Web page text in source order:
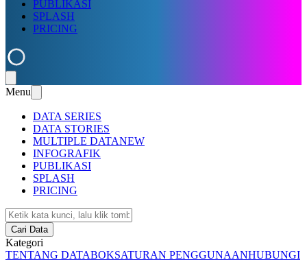
PUBLIKASI
SPLASH
PRICING
Menu
DATA SERIES
DATA STORIES
MULTIPLE DATANEW
INFOGRAFIK
PUBLIKASI
SPLASH
PRICING
Cari Data
Kategori
TENTANG DATABOKSATURAN PENGGUNAANHUBUNGI